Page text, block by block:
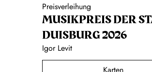
Preisverleihung
MUSIK­PREIS DER
DUISBURG 2026
Igor Levit
Karten